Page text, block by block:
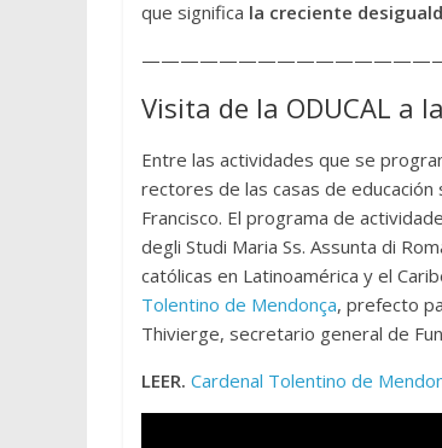
que significa la creciente
Visita de la ODUCAL a
Entre las actividades que se
rectores de las casas de
Francisco. El programa de
degli Studi Maria Ss. Assunta di
católicas en Latinoamérica y el
Tolentino de Mendonça, prefecto
Thivierge, secretario general de
LEER. Cardenal Tolentino de